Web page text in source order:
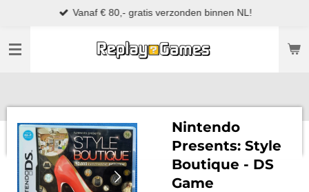
naar
Vanaf € 80,- gratis verzonden binnen NL!
Nintendo
Presents: Style
Boutique - DS
Game